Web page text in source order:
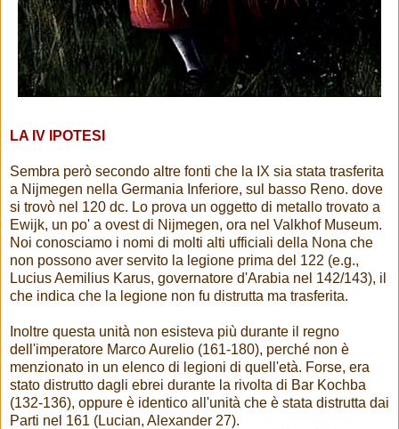
LA IV IPOTESI
Sembra però secondo altre fonti che la IX sia stata trasferita
a Nijmegen nella Germania Inferiore, sul basso Reno. dove
si trovò nel 120 dc. Lo prova un oggetto di metallo trovato a
Ewijk, un po' a ovest di Nijmegen, ora nel Valkhof Museum.
Noi conosciamo i nomi di molti alti ufficiali della Nona che
non possono aver servito la legione prima del 122 (e.g.,
Lucius Aemilius Karus, governatore d'Arabia nel 142/143), il
che indica che la legione non fu distrutta ma trasferita.
Inoltre questa unità non esisteva più durante il regno
dell'imperatore Marco Aurelio (161-180), perché non è
menzionato in un elenco di legioni di quell'età. Forse, era
stato distrutto dagli ebrei durante la rivolta di Bar Kochba
(132-136), oppure è identico all'unità che è stata distrutta dai
Parti nel 161 (Lucian, Alexander 27).